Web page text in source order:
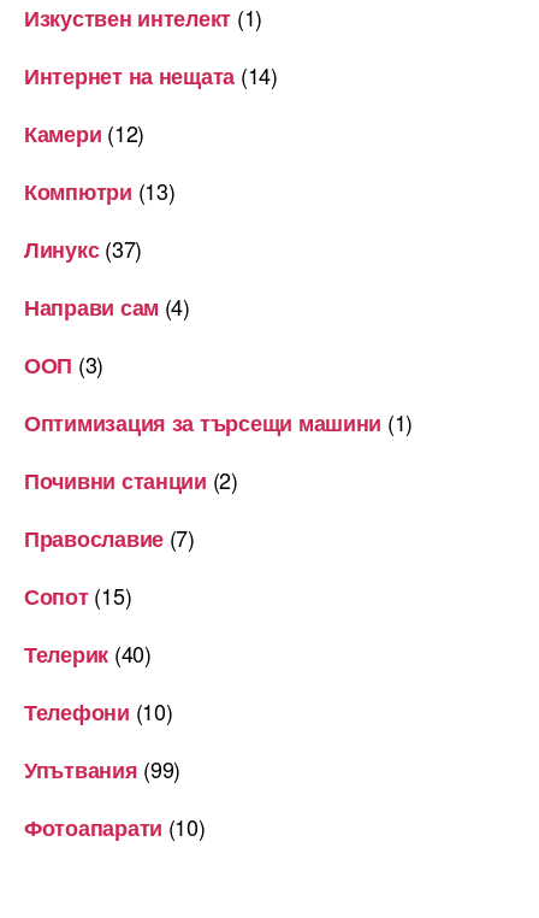
Изкуствен интелект (1)
Интернет на нещата (14)
Камери (12)
Компютри (13)
Линукс(37)
Направи сам (4)
ООП (3)
Оптимизация за търсещи машини (1)
Почивни станции (2)
Православие (7)
Сопот(15)
Телерик (40)
Телефони (10)
Упътвания (99)
Фотоапарати (10)